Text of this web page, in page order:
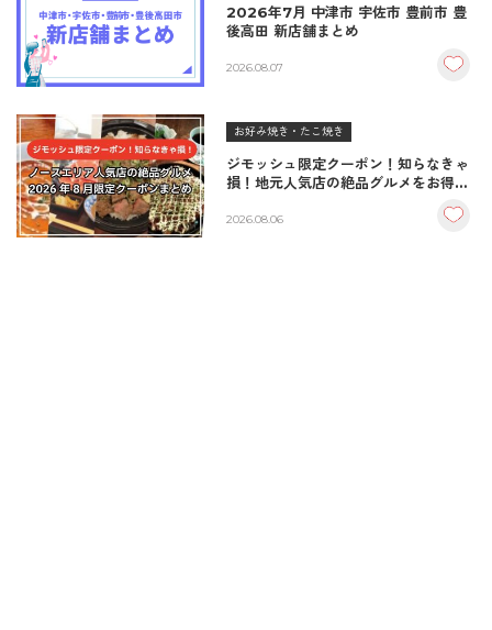
2026年7月 中津市 宇佐市 豊前市 豊
後高田 新店舗まとめ
2026.08.07
お好み焼き・たこ焼き
ジモッシュ限定クーポン！知らなきゃ
損！地元人気店の絶品グルメをお得に
2026.08.06